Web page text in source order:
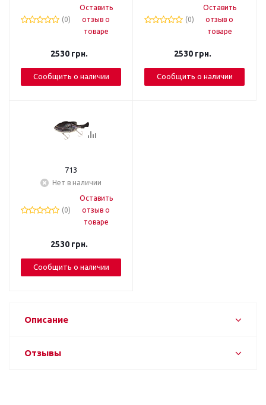
(0)
Оставить
отзыв о
товаре
2530грн.
Сообщить о наличии
(0)
Оставить
отзыв о
товаре
2530грн.
Сообщить о наличии
713
Нет в наличии
(0)
Оставить
отзыв о
товаре
2530грн.
Сообщить о наличии
Описание
Отзывы